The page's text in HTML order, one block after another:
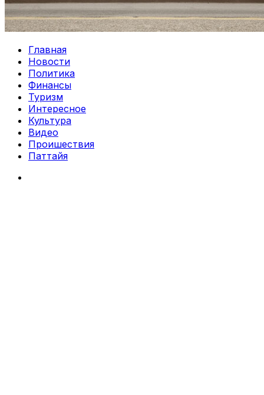
Главная
Новости
Политика
Финансы
Туризм
Интересное
Культура
Видео
Проишествия
Паттайя